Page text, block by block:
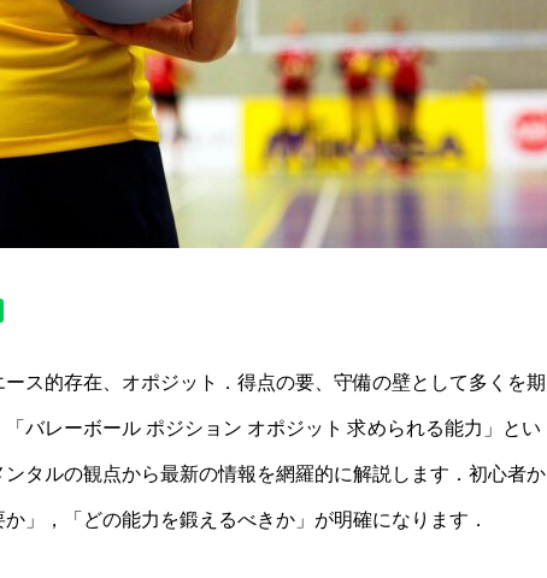
ス的存在、オポジット．得点の要、守備の壁として多くを期
バレーボール ポジション オポジット 求められる能力」とい
タルの観点から最新の情報を網羅的に解説します．初心者か
」，「どの能力を鍛えるべきか」が明確になります．